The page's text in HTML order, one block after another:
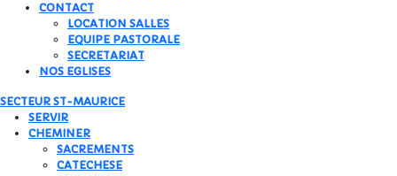
CONTACT
LOCATION SALLES
EQUIPE PASTORALE
SECRETARIAT
NOS EGLISES
SECTEUR ST-MAURICE
SERVIR
CHEMINER
SACREMENTS
CATECHESE